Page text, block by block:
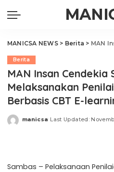
MANICSA NEWS> Berita > MAN Insan
Berita
MAN Insan Cendekia
Melaksanakan
Berbasis CBT E-
Posted
manicsa Last Updated:
Sambas – Pelaksanaan